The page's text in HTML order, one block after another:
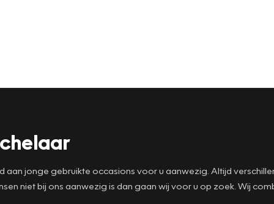
aan jonge gebruikte occasions voor u aanwezig. Altijd
niet bij ons aanwezig is dan gaan wij voor u op zoek. Wij